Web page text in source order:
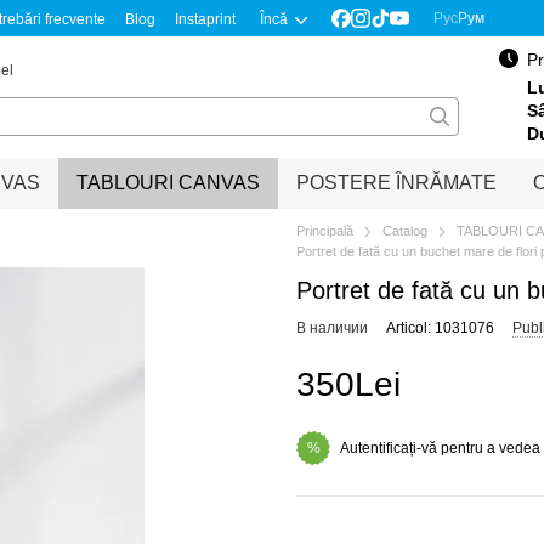
frecvente Blog Instaprint Încă РусРум
TABLOURI CANVAS POSTERE ÎNRĂMATE
Principală Catalog TABLOURI
Portret de fată cu un buchet mare de flori
Portret de fată cu un
В наличии Articol: 1031076
350Lei
% Autentificați-vă pentru a